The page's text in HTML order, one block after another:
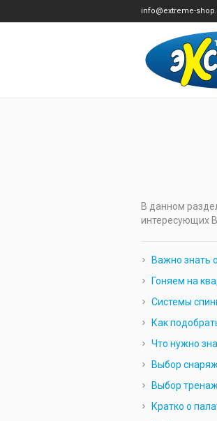
info@extreme-
В данном
интересующих
Важно знать
Гоняем на
Системы
Как
Что нужно
Выбор
Выбор
Кратко о